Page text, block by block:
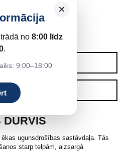
×
no 8:00 līdz
.
9:00–18:00
DURVIS
FILTRI
DURVIS
ugunsdrošības sastāvdaļa. Tās
starp telpām, aizsargā